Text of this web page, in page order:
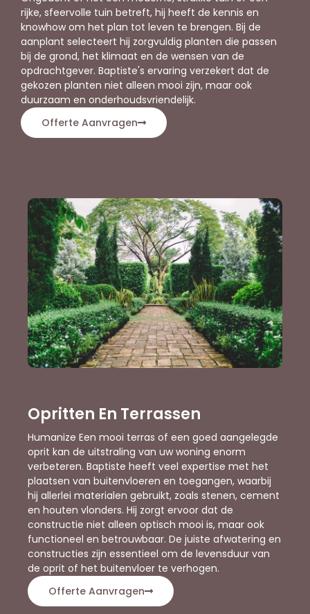
rijke, sfeervolle tuin betreft, hij heeft de kennis en
knowhow om het plan tot leven te brengen. Bij de
aanplant selecteert hij zorgvuldig planten die passen
bij de grond, het klimaat en de wensen van de
opdrachtgever. Baptiste's ervaring verzekert dat de
gekozen planten niet alleen mooi zijn, maar ook
duurzaam en onderhoudsvriendelijk.
Offerte Aanvragen
Opritten En Terrassen
Humanize Een mooi terras of een goed aangelegde
oprit kan de uitstraling van uw woning enorm
verbeteren. Baptiste heeft veel expertise met het
plaatsen van buitenvloeren en toegangen, waarbij
hij allerlei materialen gebruikt, zoals stenen, cement
en houten vlonders. Hij zorgt ervoor dat de
constructie niet alleen optisch mooi is, maar ook
functioneel en betrouwbaar. De juiste afwatering en
constructies zijn essentieel om de levensduur van
de oprit of het buitenvloer te verhogen.
Offerte Aanvragen